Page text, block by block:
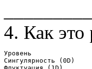
4. Как это